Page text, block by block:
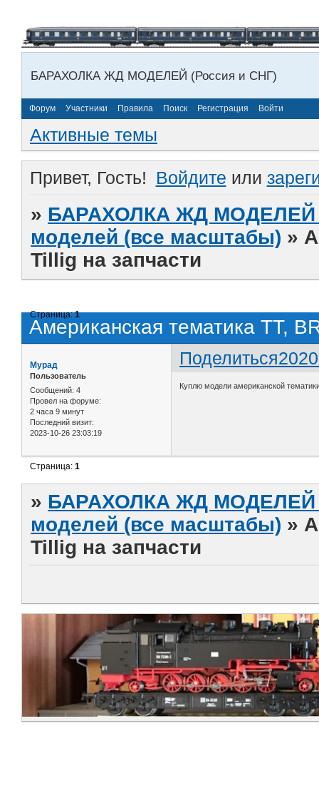
БАРАХОЛКА ЖД МОДЕЛЕЙ (Россия и СНГ)
Форум Участники Правила Поиск Регистрация Войти
Активные темы
Привет, Гость! Войдите или
» БАРАХОЛКА ЖД МОДЕЛЕЙ
моделей (все масштабы) »
Tillig на запчасти
Американская тематика ТТ,
Страница:1
Поделиться
Мурад
Пользователь
Сообщений: 4
Провел на форуме:
2 часа 9 минут
Последний визит:
2023-10-26 23:03:19
Куплю модели американской
Страница:1
» БАРАХОЛКА ЖД МОДЕЛЕЙ
моделей (все масштабы) »
Tillig на запчасти